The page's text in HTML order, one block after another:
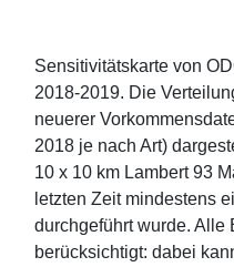
Sensitivitätskarte von
2018-2019. Die
neuerer
2018 je nach Art)
10 x 10 km Lambert 93
letzten Zeit mindestens
durchgeführt wurde. Alle
berücksichtigt: dabei